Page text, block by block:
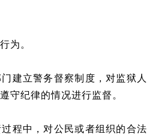
为。
建立警务督察制度，对监狱人
守纪律的情况进行监督。
程中，对公民或者组织的合法